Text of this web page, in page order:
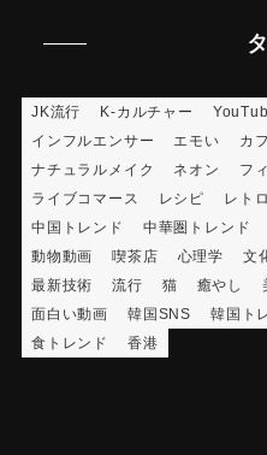
JK流行 K-カルチャー
インフルエンサー
エモい カ
ナチュラルメイク
ネオン フ
ライブコマース
レシピ レトロ
中国トレンド
中華圏トレンド
動物動画
喫茶店 心理学 文
最新技術
流行 猫 癒やし
面白い動画
韓国SNS 韓国ト
食トレンド
香港